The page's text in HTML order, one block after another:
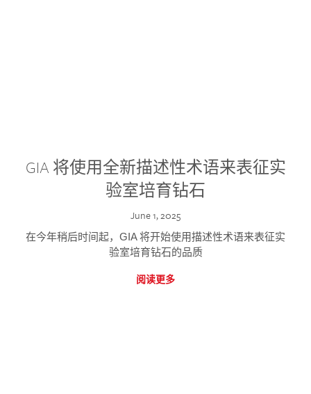
GIA 将使用全新描述性术语来表征实
验室培育钻石
June 1, 2025
在今年稍后时间起，GIA 将开始使用描述性术语来表征实
验室培育钻石的品质
阅读更多